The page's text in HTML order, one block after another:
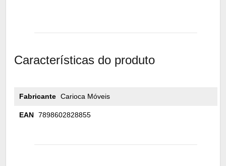
Características do produto
Fabricante Carioca Móveis
EAN 7898602828855